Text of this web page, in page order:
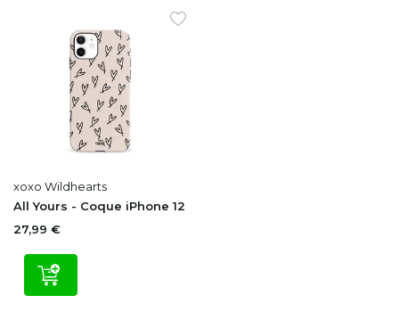
xoxo Wildhearts
All Yours - Coque iPhone 12
27,99 €